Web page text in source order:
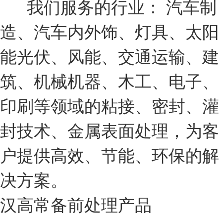
我们服务的行业： 汽车制
造、汽车内外饰、灯具、太阳
能光伏、风能、交通运输、建
筑、机械机器、木工、电子、
印刷等领域的粘接、密封、灌
封技术、金属表面处理，为客
户提供高效、节能、环保的解
决方案。
汉高常备前处理产品